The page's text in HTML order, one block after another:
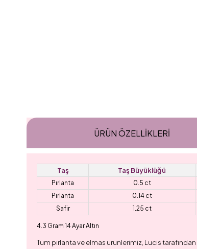
ÜRÜN ÖZELLIKLERI
Taş Taş Büyüklüğü
Pırlanta 0.5 ct
Pırlanta
0.14 ct
Safir
1.25 ct
4.3 Gram 14 Ayar Altın
Tüm pırlanta ve elmas ürünlerimiz, Lucis tarafından